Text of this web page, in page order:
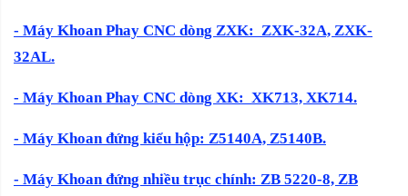
- Máy Khoan Phay CNC dòng ZXK: ZXK-32A, ZXK-
32AL.
- Máy Khoan Phay CNC dòng XK: XK713, XK714.
- Máy Khoan đứng kiểu hộp: Z5140A, Z5140B.
- Máy Khoan đứng nhiều trục chính: ZB 5220-8, ZB